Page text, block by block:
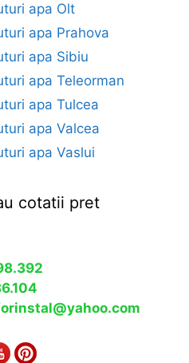
apa Olt
apa Prahova
apa Sibiu
apa Teleorman
apa Tulcea
apa Valcea
apa Vaslui
cotatii pret